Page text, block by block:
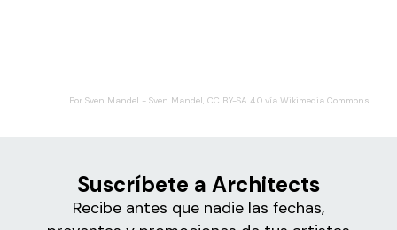
Por Sven Mandel - Sven Mandel, CC BY-SA 4.0 vía Wikimedia Commons
Suscríbete a Architects
Recibe antes que nadie las fechas,